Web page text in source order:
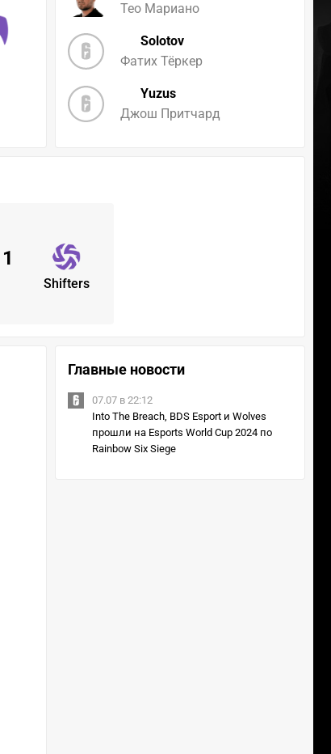
Тео Мариано
Solotov
Фатих Тёркер
Yuzus
Джош Притчард
Shifters
1
Главные новости
07.07 в 22:12
Into The Breach, BDS Esport и Wolves
прошли на Esports World Cup 2024 по
Rainbow Six Siege